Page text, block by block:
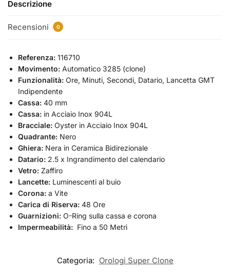
Descrizione
Recensioni 0
Referenza: 116710
Movimento: Automatico 3285 (clone)
Funzionalità: Ore, Minuti, Secondi, Datario, Lancetta GMT
Indipendente
Cassa: 40 mm
Cassa: in Acciaio Inox 904L
Bracciale: Oyster in Acciaio Inox 904L
Quadrante: Nero
Ghiera: Nera in Ceramica Bidirezionale
Datario: 2.5 x Ingrandimento del calendario
Vetro: Zaffiro
Lancette: Luminescenti al buio
Corona: a Vite
Carica di Riserva: 48 Ore
Guarnizioni: O-Ring sulla cassa e corona
Impermeabilità: Fino a 50 Metri
Categoria: Orologi Super Clone